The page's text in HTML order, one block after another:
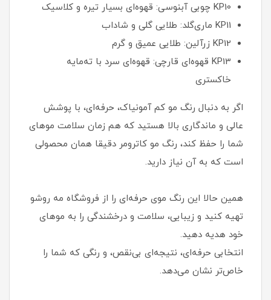
KP10 چوبی آبنوسی: قهوه‌ای بسیار تیره و کلاسیک
KP11 ماری‌گلد: طلایی گلی و شاداب
KP12 زرآلین: طلایی عمیق و گرم
KP13 قهوه‌ای قارچی: قهوه‌ای سرد با ته‌مایه
خاکستری
اگر به‌ دنبال رنگ مو کم آمونیاک، حرفه‌ای، با پوشش
عالی و ماندگاری بالا هستید که هم‌ زمان سلامت موهای
شما را حفظ کند، رنگ مو کاترومر دقیقا همان محصولی
است که به آن نیاز دارید.
همین حالا این رنگ موی حرفه‌ای را از فروشگاه مه‌ روشو
تهیه کنید و زیبایی، سلامت و درخشندگی را به موهای
خود هدیه دهید.
انتخابی حرفه‌ای، نتیجه‌ای بی‌نقص، و رنگی که شما را
خاص‌تر نشان می‌دهد.